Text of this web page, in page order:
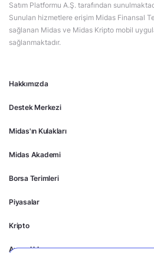
Hakkımızda
Destek Merkezi
Midas'ın Kulakları
Midas Akademi
Borsa Terimleri
Piyasalar
Kripto
Ayrıcalıklar
Satım Platformu A.Ş. tarafından
Sunulan hizmetlere erişim Midas Finansal
sağlanan Midas ve Midas Kripto mobil
sağlanmaktadır.